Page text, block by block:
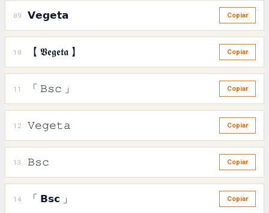
09 𝗩𝗲𝗴𝗲𝘁𝗮 Copiar
10 【 𝖁𝖊𝖌𝖊𝖙𝖆 】 Copiar
11 「 𝙱𝚜𝚌 」 Copiar
12 𝚅𝚎𝚐𝚎𝚝𝚊 Copiar
13 𝙱𝚜𝚌 Copiar
14 「 𝗕𝘀𝗰 」 Copiar